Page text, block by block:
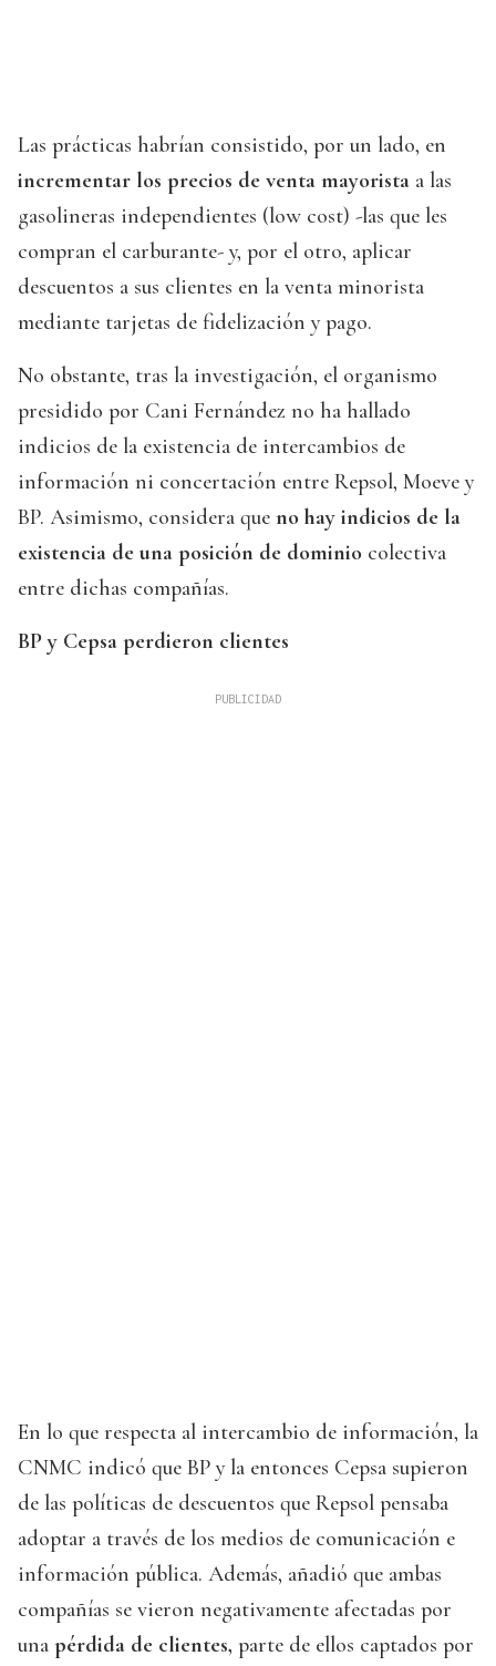
Las prácticas habrían consistido, por un lado, en
incrementar los precios de venta mayorista a las
gasolineras independientes (low cost) -las que les
compran el carburante- y, por el otro, aplicar
descuentos a sus clientes en la venta minorista
mediante tarjetas de fidelización y pago.
No obstante, tras la investigación, el organismo
presidido por Cani Fernández no ha hallado
indicios de la existencia de intercambios de
información ni concertación entre Repsol, Moeve y
BP. Asimismo, considera que no hay indicios de la
existencia de una posición de dominio colectiva
entre dichas compañías.
BP y Cepsa perdieron clientes
En lo que respecta al intercambio de información, la
CNMC indicó que BP y la entonces Cepsa supieron
de las políticas de descuentos que Repsol pensaba
adoptar a través de los medios de comunicación e
información pública. Además, añadió que ambas
compañías se vieron negativamente afectadas por
una pérdida de clientes, parte de ellos captados por